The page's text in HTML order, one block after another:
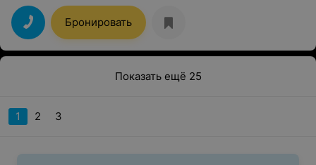
Поблагодарить работников кухни, официантов. Все
было очень вкусно. Особенно бужинина. Музыкант
разрешил нам спеть песню на жестовом языке
"Малиновки заслышу голосок". Настроение было
отличное. Спасибо за отдых. Интерьр- "бомба",
Бронировать
Показать ещё 25
1 2 3